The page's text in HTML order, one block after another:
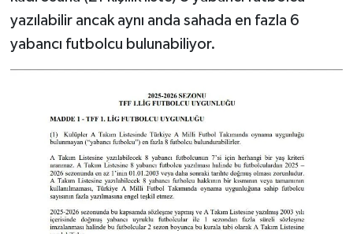
yazılabilir ancak aynı anda sahada en fazla 6
yabancı futbolcu bulunabiliyor.